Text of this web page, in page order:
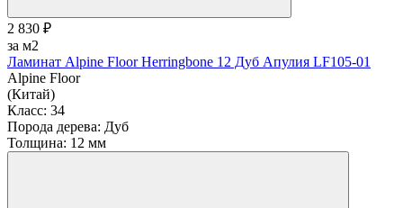
2 830 ₽
за м2
Ламинат Alpine Floor Herringbone 12 Дуб Апулия LF105-01
Alpine Floor
(Китай)
Класс: 34
Порода дерева: Дуб
Толщина: 12 мм